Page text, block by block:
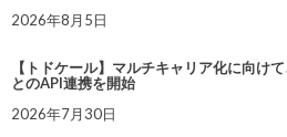
2026年8月5日
【トドケール】マルチキャリア化に向け
とのAPI連携を開始
2026年7月30日